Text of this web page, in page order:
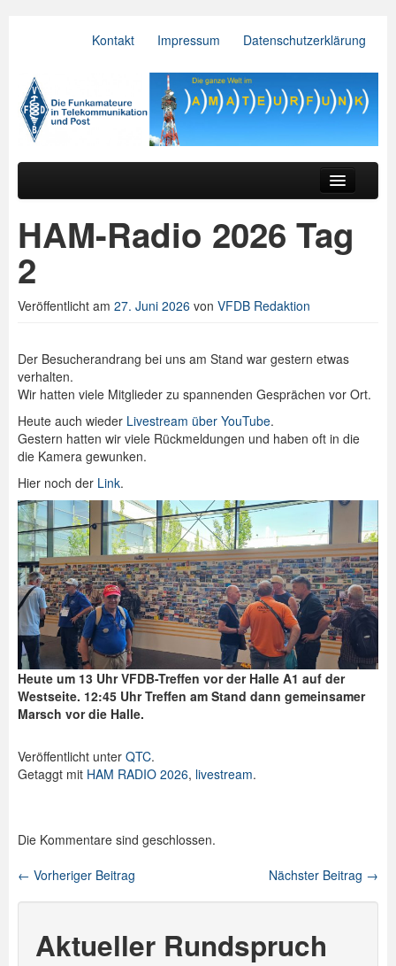
Kontakt Impressum Datenschutzerklärung
VFDB e.V.
Hauptmenü
Der Verein
BV & OV
Relais
Downloads
Spenden
Login
HAM-Radio 2026 Tag
2
Veröffentlicht am 27. Juni 2026 von VFDB Redaktion
Der Besucherandrang bei uns am Stand war gestern etwas
verhalten.
Wir hatten viele Mitglieder zu spannenden Gesprächen vor Ort.
Heute auch wieder Livestream über YouTube.
Gestern hatten wir viele Rückmeldungen und haben oft in die
die Kamera gewunken.
Hier noch der Link.
Heute um 13 Uhr VFDB-Treffen vor der Halle A1 auf der
Westseite. 12:45 Uhr Treffen am Stand dann gemeinsamer
Marsch vor die Halle.
Veröffentlicht unter QTC.
Getaggt mit HAM RADIO 2026, livestream.
Die Kommentare sind geschlossen.
Beitragsnavigation
Nächster Beitrag →
← Vorheriger Beitrag
Aktueller Rundspruch